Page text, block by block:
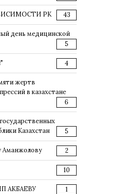
РК 43
день медицинской
5
4
жертв
в казахстане
6
Казахстан
5
Аманжолову 2
10
АКБАЕВУ 1